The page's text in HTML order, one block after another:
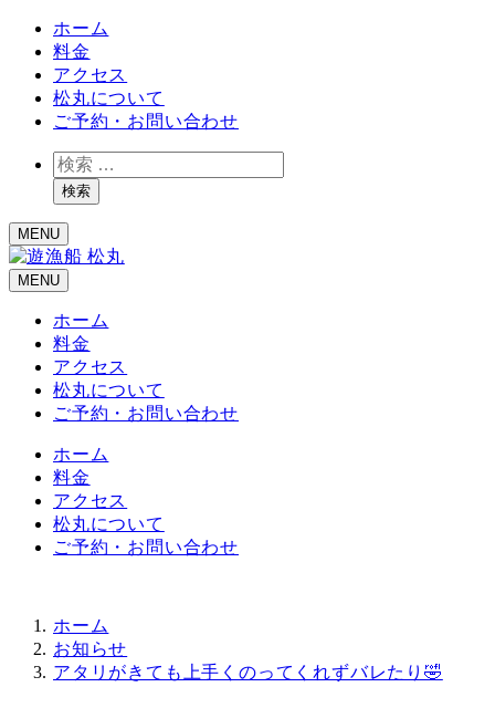
ホーム
料金
アクセス
松丸について
ご予約・お問い合わせ
検
索検索
MENU
MENU
ホーム
料金
アクセス
松丸について
ご予約・お問い合わせ
ホーム
料金
アクセス
松丸について
ご予約・お問い合わせ
ホーム
お知らせ
アタリがきても上手くのってくれずバレたり🤣